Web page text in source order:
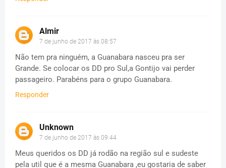
Almir
7 de junho de 2017 às 08:57
Não tem pra ninguém, a Guanabara nasceu pra ser
Grande. Se colocar os DD pro Sul,a Gontijo vai perder
passageiro. Parabéns para o grupo Guanabara.
Responder
Unknown
7 de junho de 2017 às 09:44
Meus queridos os DD já rodão na região sul e sudeste
pela util que é a mesma Guanabara ,eu gostaria de saber